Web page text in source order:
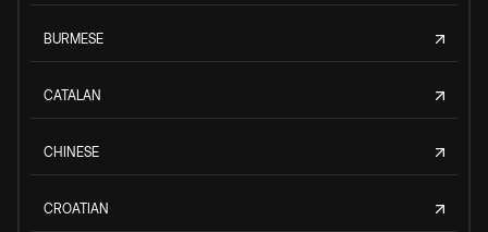
BURMESE
CATALAN
CHINESE
CROATIAN